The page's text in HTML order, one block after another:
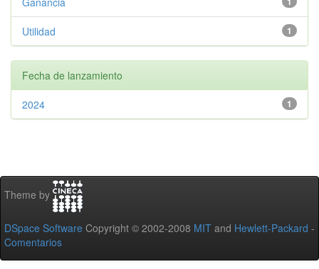
1
Utilidad
Fecha de lanzamiento
1
2024
Theme by
DSpace Software Copyright © 2002-2008 MIT and Hewlett-Packard -
Comentarios